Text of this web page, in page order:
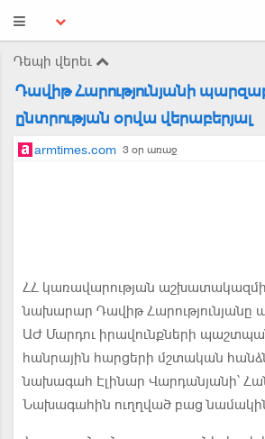
Դեպի վերեւ
Դավիթ Հարությունյանի
ընտրության օրվա վերաբերյալ
armtimes.com 3 օր առաջ
ՀՀ կառավարության
նախարար Դավիթ Հարությունյանը
ԱԺ Մարդու իրավունքների
հանրային հարցերի մշտական
նախագահ Էլինար Վարդանյանի՝
Նախագահին ուղղված բաց